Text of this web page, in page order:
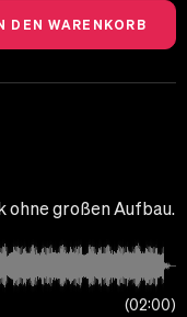
ohne großen Aufbau.
02:00